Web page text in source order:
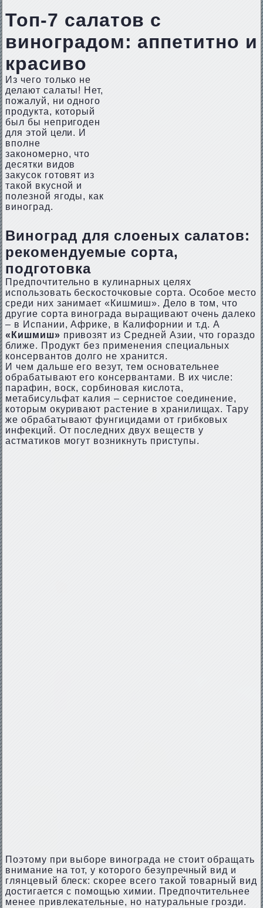
Топ-7 салатов с
виноградом: аппетитно и
красиво
Из чего только не
делают салаты! Нет,
пожалуй, ни одного
продукта, который
был бы непригоден
для этой цели. И
вполне
закономерно, что
десятки видов
закусок готовят из
такой вкусной и
полезной ягоды, как
виноград.
Виноград для слоеных салатов:
рекомендуемые сорта,
подготовка
Предпочтительно в кулинарных целях
использовать бескосточковые сорта. Особое место
среди них занимает «Кишмиш». Дело в том, что
другие сорта винограда выращивают очень далеко
– в Испании, Африке, в Калифорнии и т.д. А
«Кишмиш» привозят из Средней Азии, что гораздо
ближе. Продукт без применения специальных
консервантов долго не хранится.
И чем дальше его везут, тем основательнее
обрабатывают его консервантами. В их числе:
парафин, воск, сорбиновая кислота,
метабисульфат калия – сернистое соединение,
которым окуривают растение в хранилищах. Тару
же обрабатывают фунгицидами от грибковых
инфекций. От последних двух веществ у
астматиков могут возникнуть приступы.
Поэтому при выборе винограда не стоит обращать
внимание на тот, у которого безупречный вид и
глянцевый блеск: скорее всего такой товарный вид
достигается с помощью химии. Предпочтительнее
менее привлекательные, но натуральные грозди.